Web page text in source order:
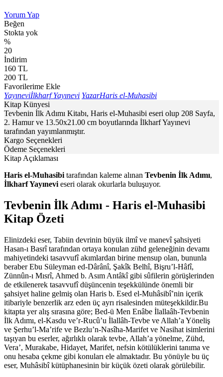
Yorum Yap
Beğen
Stokta yok
%
20
İndirim
160 TL
200 TL
Favorilerime Ekle
Yayıneviİlkharf Yayınevi YazarHaris el-Muhasibi
Kitap Künyesi
Tevbenin İlk Adımı Kitabı, Haris el-Muhasibi eseri olup 208 Sayfa,
2. Hamur ve 13.50x21.00 cm boyutlarında İlkharf Yayınevi
tarafından yayımlanmıştır.
Kargo Seçenekleri
Ödeme Seçenekleri
Kitap Açıklaması
Haris el-Muhasibi tarafından kaleme alınan Tevbenin İlk Adımı,
İlkharf Yayınevi eseri olarak okurlarla buluşuyor.
Tevbenin İlk Adımı - Haris el-Muhasibi
Kitap Özeti
Elinizdeki eser, Tabiin devrinin büyük ilmî ve manevî şahsiyeti
Hasan-ı Basrî tarafından ortaya konulan zühd geleneğinin devamı
mahiyetindeki tasavvufî akımlardan birine mensup olan, bununla
beraber Ebu Süleyman ed-Dârânî, Şakîk Belhî, Bişru’l-Hâfî,
Zünnûn-ı Mısrî, Ahmed b. Asım Antâkî gibi sûfilerin görüşlerinden
de etkilenerek tasavvufî düşüncenin teşekkülünde önemli bir
şahsiyet haline gelmiş olan Haris b. Esed el-Muhâsibî’nin içerik
itibariyle benzerlik arz eden üç ayrı risalesinden müteşekkildir.Bu
kitapta yer alış sırasına göre; Bed-ü Men Enâbe İlallaâh-Tevbenin
İlk Adımı, el-Kasdu ve’r-Rucû’u İlallâh-Tevbe ve Allah’a Yöneliş
ve Şerhu’l-Ma’rife ve Bezlu’n-Nasîha-Marifet ve Nasihat isimlerini
taşıyan bu eserler, ağırlıklı olarak tevbe, Allah’a yönelme, Zühd,
Vera’, Murakabe, Hidayet, Marifet, nefsin kötülüklerini tanıma ve
onu hesaba çekme gibi konuları ele almaktadır. Bu yönüyle bu üç
eser, Muhâsibî kütüphanesinin bir küçük özeti olarak görülebilir.